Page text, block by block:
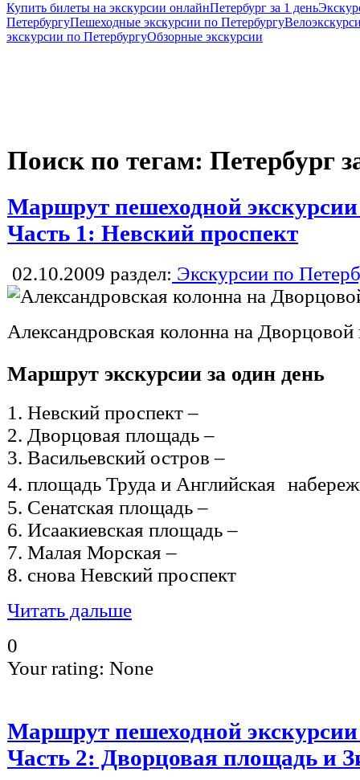
Купить билеты на экскурсии онлайнПетербург за 1 день
ПетербургуПешеходные экскурсии по Петербургу
экскурсии по ПетербургуОбзорные экскурсии
Поиск по тегам: Петербург
Маршрут пешеходной экскурсии
Часть 1: Невский проспект
02.10.2009 раздел: Экскурсии по
Александровская колонна на
Маршрут экскурсии за один день
1. Невский проспект –
2. Дворцовая площадь –
3. Васильевский остров –
4. площадь Труда и Английская
5. Сенатская площадь –
6. Исаакиевская площадь –
7. Малая Морская –
8. снова Невский проспект
Читать дальше
0
Your rating: None
Маршрут пешеходной экскурсии
Часть 2: Дворцовая площадь и